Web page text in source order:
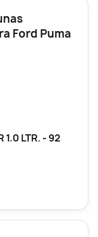
Ford Puma
1.0 LTR. - 92